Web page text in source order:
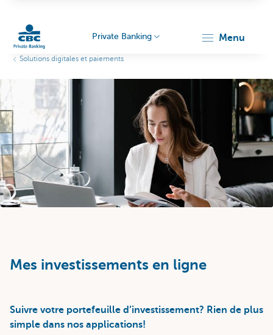
Private Banking menu
Solutions digitales et paiements
Mes investissements en ligne
Suivre votre portefeuille d’investissement? Rien de plus
simple dans nos applications!